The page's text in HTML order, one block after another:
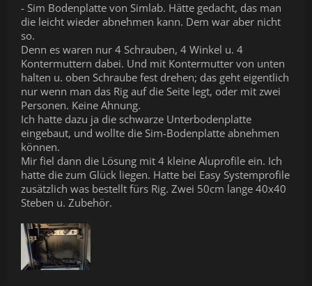
- Sim Bodenplatte von Simlab. Hätte gedacht, das man
die leicht wieder abnehmen kann. Dem war aber nicht
so.
Denn es waren nur 4 Schrauben, 4 Winkel u. 4
Kontermuttern dabei. Und mit Kontermutter von unten
halten u. oben Schraube fest drehen; das geht eigentlich
nur wenn man das Rig auf die Seite legt, oder mit zwei
Personen. Keine Ahnung.
Ich hatte dazu ja die schwarze Unterbodenplatte
eingebaut, und wollte die Sim-Bodenplatte abnehmen
können.
Mir fiel dann die Lösung mit 4 kleine Aluprofile ein. Ich
hatte die zum Glück liegen. Hatte bei Easy Systemprofile
zusätzlich was bestellt fürs Rig. Zwei 50cm lange 40x40
Steben u. Zubehör.